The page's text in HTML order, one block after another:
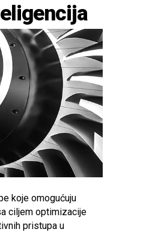
koje omogućuju
ciljem optimizacije
pristupa u